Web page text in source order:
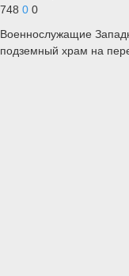
748 0 0
Военнослужащие
подземный храм на